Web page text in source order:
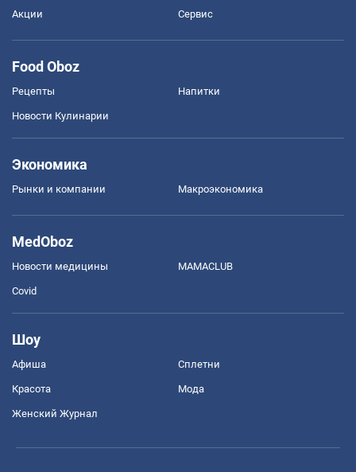
Акции Сервис
Food Oboz
Рецепты Напитки
Новости Кулинарии
Экономика
Рынки и компании Mакроэкономика
MedOboz
Новости медицины MAMACLUB
Covid
Шоу
Афиша Сплетни
Красота Мода
Женский Журнал